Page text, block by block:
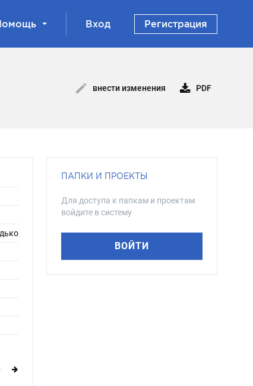
Вход Регистрация
внести изменения PDF
ПАПКИ И ПРОЕКТЫ
Для доступа к папкам и проектам
войдите в систему
ВОЙТИ